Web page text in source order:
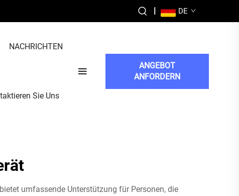
| DE
NACHRICHTEN
Sie Uns
ANGEBOT
ANFORDERN
umfassende Unterstützung für Personen, die